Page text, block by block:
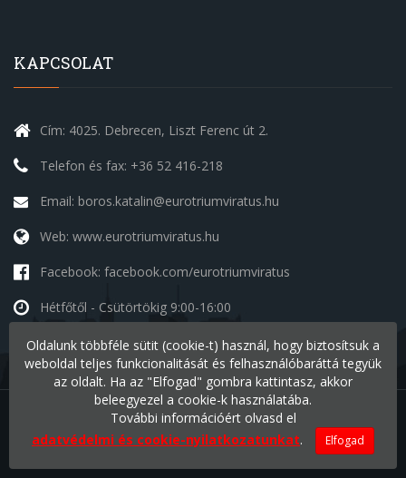
KAPCSOLAT
Cím: 4025. Debrecen, Liszt Ferenc út 2.
Telefon és fax: +36 52 416-218
Email: boros.katalin@eurotriumviratus.hu
Web: www.eurotriumviratus.hu
Facebook: facebook.com/eurotriumviratus
Hétfőtől - Csütörtökig 9:00-16:00
Szombat - Vasárnap szünnap
Minden jog fenntartva © 2026 Eurotriumvirátus Kft.
Ide a Honlapom - Deal Inform Kft.
Oldalunk többféle sütit (cookie-t) használ, hogy biztosítsuk a
weboldal teljes funkcionalitását és felhasználóbaráttá tegyük
az oldalt. Ha az "Elfogad" gombra kattintasz, akkor
beleegyezel a cookie-k használatába.
További információért olvasd el
adatvédelmi és cookie-nyilatkozatunkat. Elfogad